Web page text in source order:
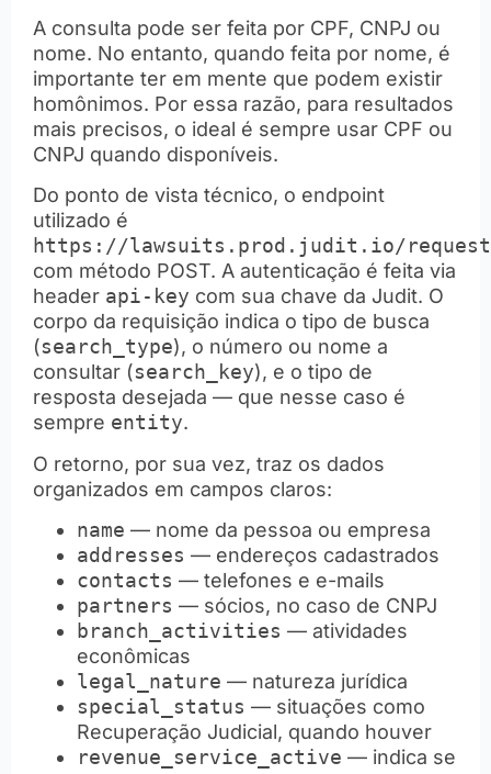
A consulta pode ser feita por CPF, CNPJ ou
nome. No entanto, quando feita por nome, é
importante ter em mente que podem existir
homônimos. Por essa razão, para resultados
mais precisos, o ideal é sempre usar CPF ou
CNPJ quando disponíveis.
Do ponto de vista técnico, o endpoint
utilizado é
https://lawsuits.prod.judit.io/
com método POST. A autenticação é feita via
header api-key com sua chave da Judit. O
corpo da requisição indica o tipo de busca
(search_type), o número ou nome a
consultar (search_key), e o tipo de
resposta desejada — que nesse caso é
sempre entity.
O retorno, por sua vez, traz os dados
organizados em campos claros:
name — nome da pessoa ou empresa
addresses — endereços cadastrados
contacts — telefones e e-mails
partners — sócios, no caso de CNPJ
branch_activities — atividades
econômicas
legal_nature — natureza jurídica
special_status — situações como
Recuperação Judicial, quando houver
revenue_service_active — indica se